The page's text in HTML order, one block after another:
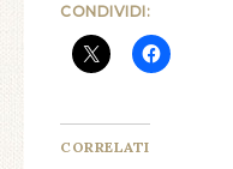
CONDIVIDI:
CORRELATI